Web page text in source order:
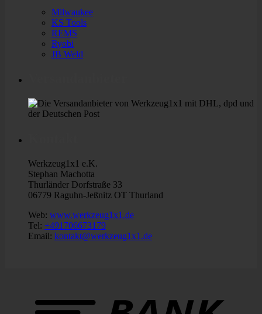
Milwaukee
KS Tools
REMS
Ryobi
JB Weld
Werkzeug1x1 e.K.
Stephan Machotta
Thurländer Dorfstraße 33
06779 Raguhn-Jeßnitz OT Thurland
Web: www.werkzeug1x1.de
Tel: +491706673179
Email: kontakt@werkzeug1x1.de